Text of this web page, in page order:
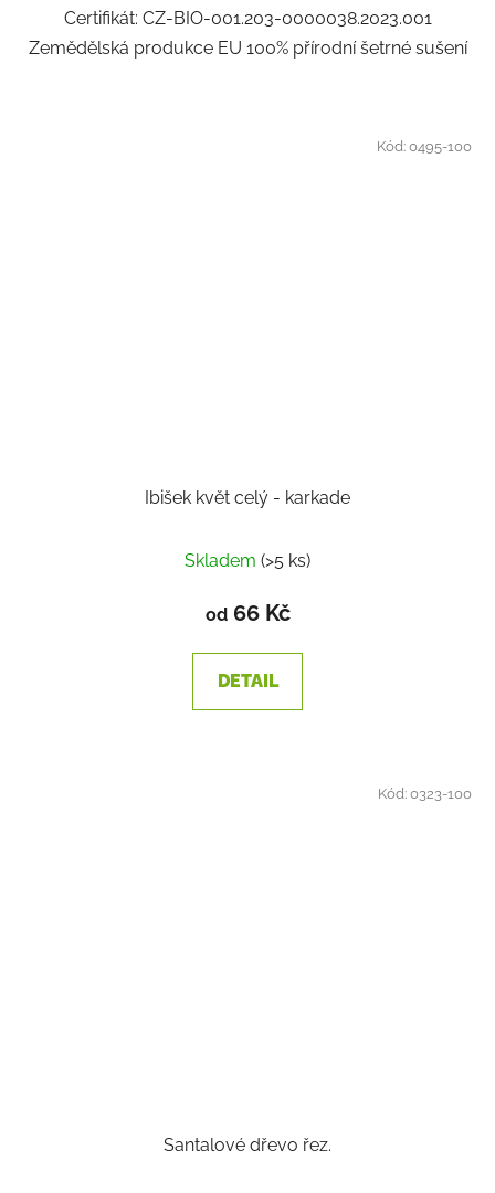
Certifikát: CZ-BIO-001.203-0000038.2023.001
Zemědělská produkce EU 100% přírodní šetrné sušení
Ibišek květ celý - karkade
Skladem (>5 ks)
od66 Kč
DETAIL
Kód:0495-100
Santalové dřevo řez.
Kód:0323-100